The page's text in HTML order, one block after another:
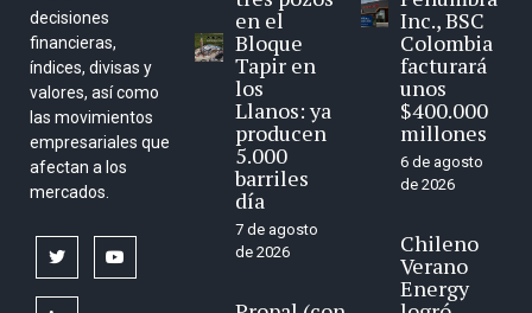
decisiones
financieras,
índices, divisas y
valores, así como
las movimientos
empresariales que
afectan a los
mercados.
twitter
en el
Bloque
Tapir en
los
Llanos: ya
producen
5.000
barriles
día
7 de agosto
de 2026
Inc., BSC
Colombia
facturará
unos
$400.000
millones
6 de agosto
de 2026
Chileno
Verano
Energy